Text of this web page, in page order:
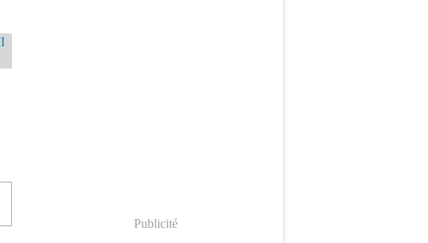
Publicité